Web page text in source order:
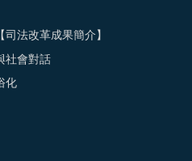
【司法改革成果簡介】
社會對話
化